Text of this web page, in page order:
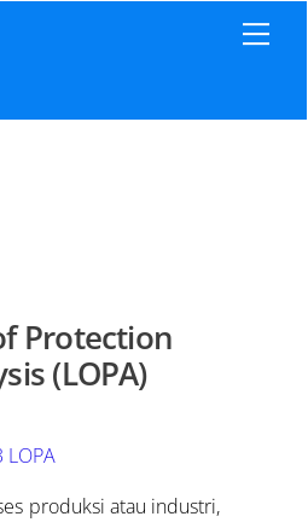
Protection
(LOPA)
LOPA
produksi atau industri,